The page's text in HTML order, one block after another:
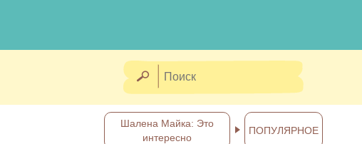
Шалена Майка: Это
интересно
ПОПУЛЯРНОЕ